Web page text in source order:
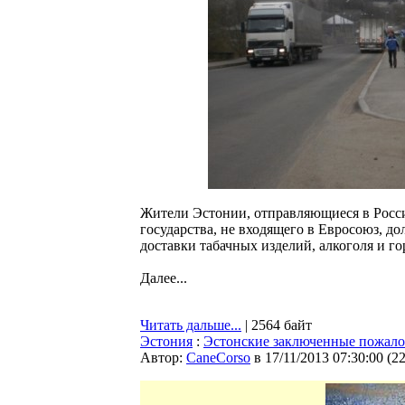
Жители Эстонии, отправляющиеся в
государства, не входящего в Евросоюз,
доставки табачных изделий, алкоголя и
Далее...
Читать дальше... | 2564 байт
Эстония : Эстонские заключенные
Автор: CaneCorso в 17/11/2013 07:30:00 (